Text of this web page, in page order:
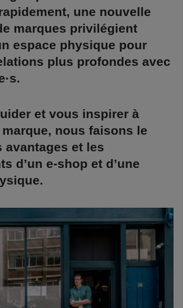
une nouvelle
marques privilégient
espace physique pour
plus profondes avec
et vous inspirer à
nous faisons le
avantages et les
d’un e-shop et d’une